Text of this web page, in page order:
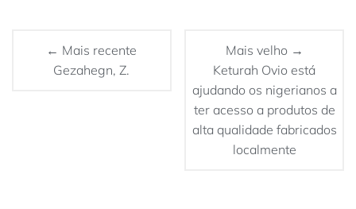
← Mais recente
Gezahegn, Z.
Mais velho →
Keturah Ovio está
ajudando os nigerianos a
ter acesso a produtos de
alta qualidade fabricados
localmente